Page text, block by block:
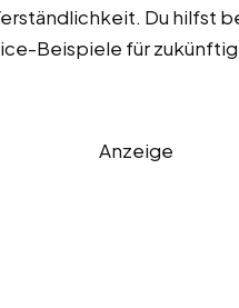
Du hilfst
Beispiele für
Anzeige